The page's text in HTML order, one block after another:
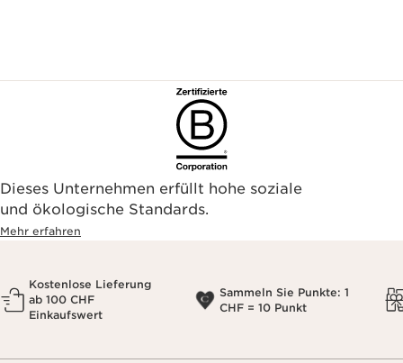
Dieses Unternehmen erfüllt hohe soziale
und ökologische Standards.
Mehr erfahren
Kostenlose Lieferung
ab 100 CHF
Einkaufswert
Sammeln Sie Punkte: 1
CHF = 10 Punkt